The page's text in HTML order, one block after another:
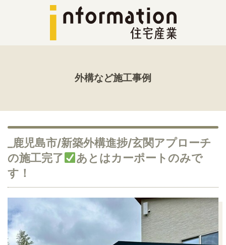
外構など施工事例
_鹿児島市/新築外構進捗/玄関アプローチ
の施工完了
あとはカーポートのみで
す！